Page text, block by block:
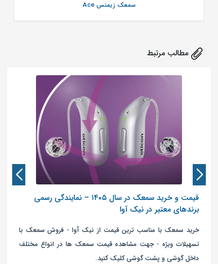
سمعک زیمنس Ace
مطالب مرتبط
قیمت و خرید سمعک در سال ۱۴۰۵ – نمایندگی رسمی
برندهای معتبر در نیک آوا
خرید سمعک با مناسب ترین قیمت از نیک آوا - فروش سمعک با
تسهیلات ویژه - جهت مشاهده قیمت سمعک ها در انواع مختلف
داخل گوشی و پشت گوشی کلیک کنید.